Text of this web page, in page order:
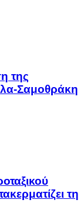
της
Σαμοθράκη
τη